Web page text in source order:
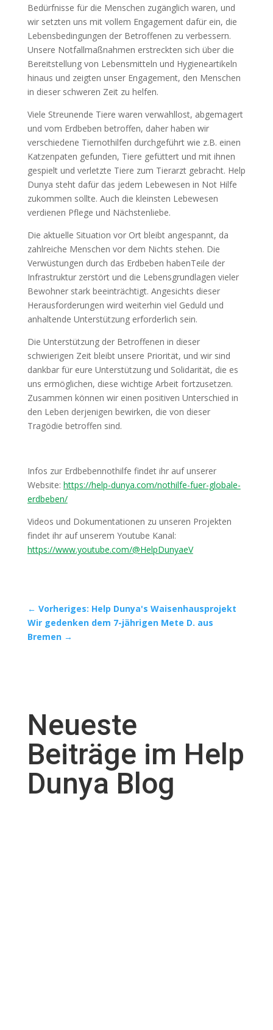
Bedürfnisse für die Menschen zugänglich waren, und
wir setzten uns mit vollem Engagement dafür ein, die
Lebensbedingungen der Betroffenen zu verbessern.
Unsere Notfallmaßnahmen erstreckten sich über die
Bereitstellung von Lebensmitteln und Hygieneartikeln
hinaus und zeigten unser Engagement, den Menschen
in dieser schweren Zeit zu helfen.
Viele Streunende Tiere waren verwahllost, abgemagert
und vom Erdbeben betroffen, daher haben wir
verschiedene Tiernothilfen durchgeführt wie z.B. einen
Katzenpaten gefunden, Tiere gefüttert und mit ihnen
gespielt und verletzte Tiere zum Tierarzt gebracht. Help
Dunya steht dafür das jedem Lebewesen in Not Hilfe
zukommen sollte. Auch die kleinsten Lebewesen
verdienen Pflege und Nächstenliebe.
Die aktuelle Situation vor Ort bleibt angespannt, da
zahlreiche Menschen vor dem Nichts stehen. Die
Verwüstungen durch das Erdbeben habenTeile der
Infrastruktur zerstört und die Lebensgrundlagen vieler
Bewohner stark beeinträchtigt. Angesichts dieser
Herausforderungen wird weiterhin viel Geduld und
anhaltende Unterstützung erforderlich sein.
Die Unterstützung der Betroffenen in dieser
schwierigen Zeit bleibt unsere Priorität, und wir sind
dankbar für eure Unterstützung und Solidarität, die es
uns ermöglichen, diese wichtige Arbeit fortzusetzen.
Zusammen können wir einen positiven Unterschied in
den Leben derjenigen bewirken, die von dieser
Tragödie betroffen sind.
Infos zur Erdbebennothilfe findet ihr auf unserer
Website: https://help-dunya.com/nothilfe-fuer-globale-
erdbeben/
Videos und Dokumentationen zu unseren Projekten
findet ihr auf unserem Youtube Kanal:
https://www.youtube.com/@HelpDunyaeV
← Vorheriges: Help Dunya's Waisenhausprojekt
Wir gedenken dem 7-jährigen Mete D. aus
Bremen→
Neueste
Beiträge im Help
Dunya Blog